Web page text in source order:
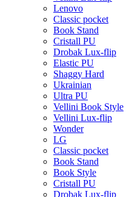
Lenovo
Classic pocket
Book Stand
Cristall PU
Drobak Lux-flip
Elastic PU
Shaggy Hard
Ukrainian
Ultra PU
Vellini Book Style
Vellini Lux-flip
Wonder
LG
Classic pocket
Book Stand
Book Style
Cristall PU
Drobak Lux-flip